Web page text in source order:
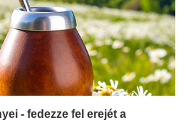
- fedezze fel erejét a
melege és a megfázás elleni
jutnak eszedbe - jó úton jársz.
és értékes növény,
és a konyhában